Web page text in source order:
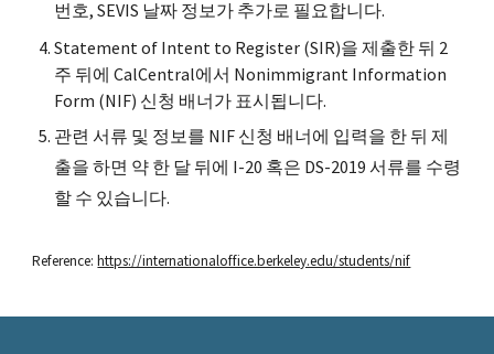
번호, SEVIS 날짜 정보가 추가로 필요합니다.
Statement of Intent to Register (SIR)을 제출한 뒤 2
주 뒤에 CalCentral에서 Nonimmigrant Information
Form (NIF) 신청 배너가 표시됩니다.
관련 서류 및 정보를 NIF 신청 배너에 입력을 한 뒤 제
출을 하면 약 한 달 뒤에 I-20 혹은 DS-2019 서류를 수령
할 수 있습니다.
Reference:https://internationaloffice.berkeley.edu/students/nif